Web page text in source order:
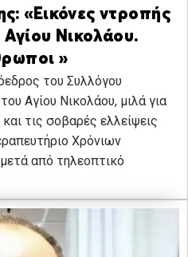
«Εικόνες ντροπής
Νικολάου.
»
του Συλλόγου
Αγίου Νικολάου, μιλά για
τις σοβαρές ελλείψεις
Χρόνιων
από τηλεοπτικό